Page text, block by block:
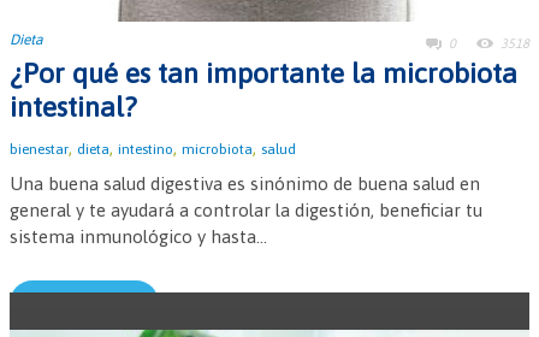
Dieta 0 3518
¿Por qué es tan importante la microbiota
intestinal?
bienestar, dieta, intestino, microbiota, salud
Una buena salud digestiva es sinónimo de buena salud en
general y te ayudará a controlar la digestión, beneficiar tu
sistema inmunológico y hasta...